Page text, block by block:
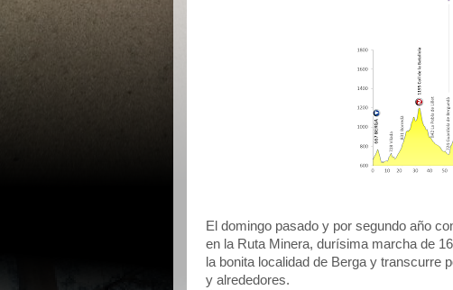
El domingo pasado y por segundo año
en la Ruta Minera, durísima marcha de
la bonita localidad de Berga y transcurre
y alrededores.